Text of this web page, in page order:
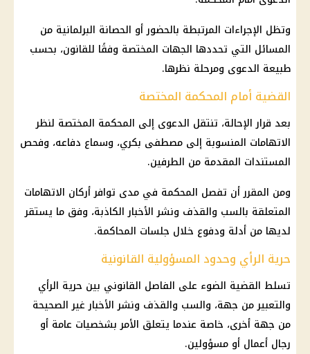
وتظل الإجراءات المرتبطة بالحضور أو الحصانة البرلمانية من
المسائل التي تحددها الجهات المختصة وفقًا للقانون، بحسب
طبيعة الدعوى ومرحلة نظرها.
القضية أمام المحكمة المختصة
بعد قرار الإحالة، تنتقل الدعوى إلى المحكمة المختصة لنظر
الاتهامات المنسوبة إلى مصطفى بكري، وسماع دفاعه، وفحص
المستندات المقدمة من الطرفين.
ومن المقرر أن تفصل المحكمة في مدى توافر أركان الاتهامات
المتعلقة بالسب والقذف ونشر الأخبار الكاذبة، وفق ما يستقر
لديها من أدلة ودفوع خلال جلسات المحاكمة.
حرية الرأي وحدود المسؤولية القانونية
تسلط القضية الضوء على الفاصل القانوني بين حرية الرأي
والتعبير من جهة، والسب والقذف ونشر الأخبار غير الصحيحة
من جهة أخرى، خاصة عندما يتعلق الأمر بشخصيات عامة أو
رجال أعمال أو مسؤولين.